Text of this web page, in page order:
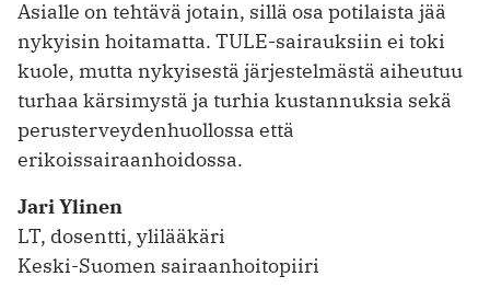
Asialle on tehtävä jotain, sillä osa potilaista jää
nykyisin hoitamatta. TULE-sairauksiin ei toki
kuole, mutta nykyisestä järjestelmästä aiheutuu
turhaa kärsimystä ja turhia kustannuksia sekä
perusterveydenhuollossa että
erikoissairaanhoidossa.
Jari Ylinen
LT, dosentti, ylilääkäri
Keski-Suomen sairaanhoitopiiri